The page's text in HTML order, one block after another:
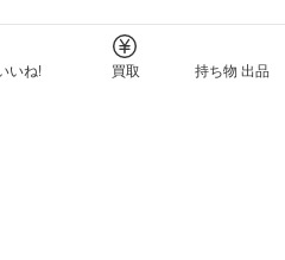
いね! 買取 持ち物 出品